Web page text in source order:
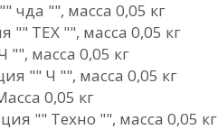
"", масса 0,05 кг
"" ТЕХ "", масса 0,05 кг
масса 0,05 кг
"" Ч "", масса 0,05 кг
0,05 кг
"" Техно "", масса 0,05 кг